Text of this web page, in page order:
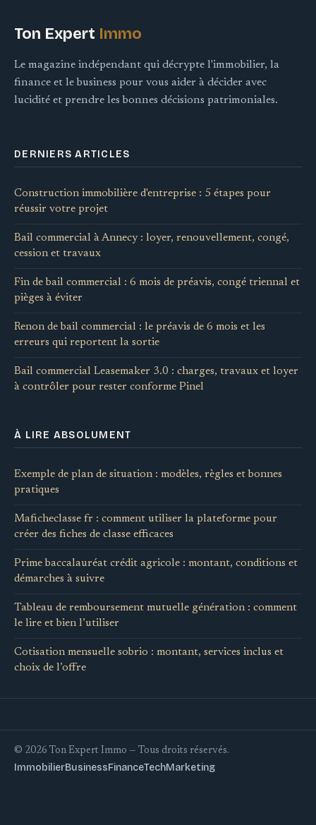
Ton Expert Immo
Le magazine indépendant qui décrypte l'immobilier, la
finance et le business pour vous aider à décider avec
lucidité et prendre les bonnes décisions patrimoniales.
DERNIERS ARTICLES
Construction immobilière d'entreprise : 5 étapes pour
réussir votre projet
Bail commercial à Annecy : loyer, renouvellement, congé,
cession et travaux
Fin de bail commercial : 6 mois de préavis, congé triennal et
pièges à éviter
Renon de bail commercial : le préavis de 6 mois et les
erreurs qui reportent la sortie
Bail commercial Leasemaker 3.0 : charges, travaux et loyer
à contrôler pour rester conforme Pinel
À LIRE ABSOLUMENT
Exemple de plan de situation : modèles, règles et bonnes
pratiques
Maficheclasse fr : comment utiliser la plateforme pour
créer des fiches de classe efficaces
Prime baccalauréat crédit agricole : montant, conditions et
démarches à suivre
Tableau de remboursement mutuelle génération : comment
le lire et bien l’utiliser
Cotisation mensuelle sobrio : montant, services inclus et
choix de l’offre
© 2026 Ton Expert Immo — Tous droits réservés.
ImmobilierBusinessFinanceTechMarketing